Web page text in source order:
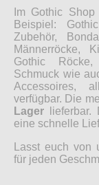
Im Gothic
Beispiel:
Zubehör,
Männerröcke,
Gothic
Schmuck wie
Accessoires,
verfügbar. Die
Lager lieferbar.
eine schnelle
Lasst euch von
für jeden